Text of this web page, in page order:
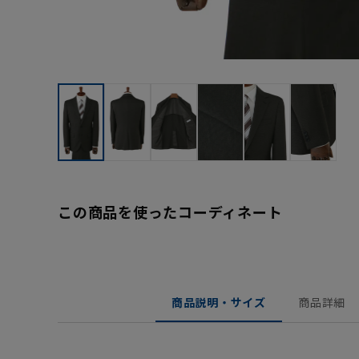
この商品を使ったコーディネート
商品説明・サイズ 商品詳細